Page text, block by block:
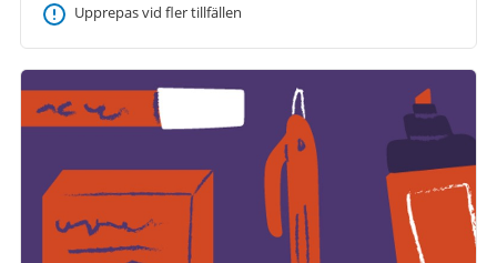
Upprepas vid fler tillfällen